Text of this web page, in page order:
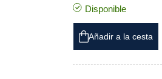
Disponible
Añadir a la cesta